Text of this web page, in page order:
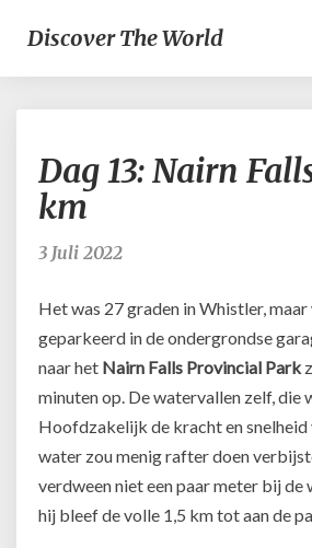
Discover The World
13:
Nairn
Dag 13: Nairn
km
3 Juli 2022
Het was 27 graden in Whistler,
geparkeerd in de ondergrondse
naar het Nairn Falls Provincial Park
minuten op. De watervallen zelf, die
Hoofdzakelijk de kracht en snelheid
water zou menig rafter doen
verdween niet een paar meter bij de
hij bleef de volle 1,5 km tot aan de